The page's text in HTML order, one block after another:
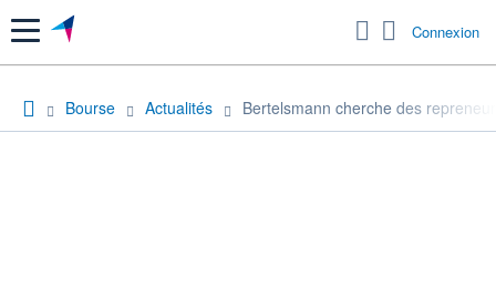
Menu Connexion
Bourse Actualités Bertelsmann cherche des